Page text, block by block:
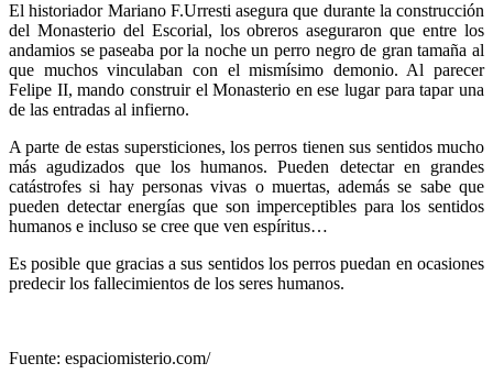
El historiador Mariano F.Urresti asegura que durante la construcción
del Monasterio del Escorial, los obreros aseguraron que entre los
andamios se paseaba por la noche un perro negro de gran tamaña al
que muchos vinculaban con el mismísimo demonio. Al parecer
Felipe II, mando construir el Monasterio en ese lugar para tapar una
de las entradas al infierno.
A parte de estas supersticiones, los perros tienen sus sentidos mucho
más agudizados que los humanos. Pueden detectar en grandes
catástrofes si hay personas vivas o muertas, además se sabe que
pueden detectar energías que son imperceptibles para los sentidos
humanos e incluso se cree que ven espíritus…
Es posible que gracias a sus sentidos los perros puedan en ocasiones
predecir los fallecimientos de los seres humanos.
Fuente: espaciomisterio.com/